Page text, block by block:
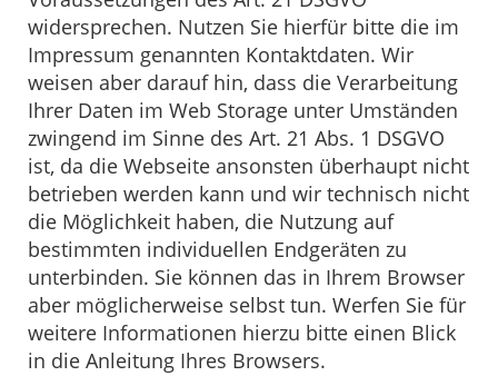
widersprechen. Nutzen Sie hierfür bitte die im
Impressum genannten Kontaktdaten. Wir
weisen aber darauf hin, dass die Verarbeitung
Ihrer Daten im Web Storage unter Umständen
zwingend im Sinne des Art. 21 Abs. 1 DSGVO
ist, da die Webseite ansonsten überhaupt nicht
betrieben werden kann und wir technisch nicht
die Möglichkeit haben, die Nutzung auf
bestimmten individuellen Endgeräten zu
unterbinden. Sie können das in Ihrem Browser
aber möglicherweise selbst tun. Werfen Sie für
weitere Informationen hierzu bitte einen Blick
in die Anleitung Ihres Browsers.